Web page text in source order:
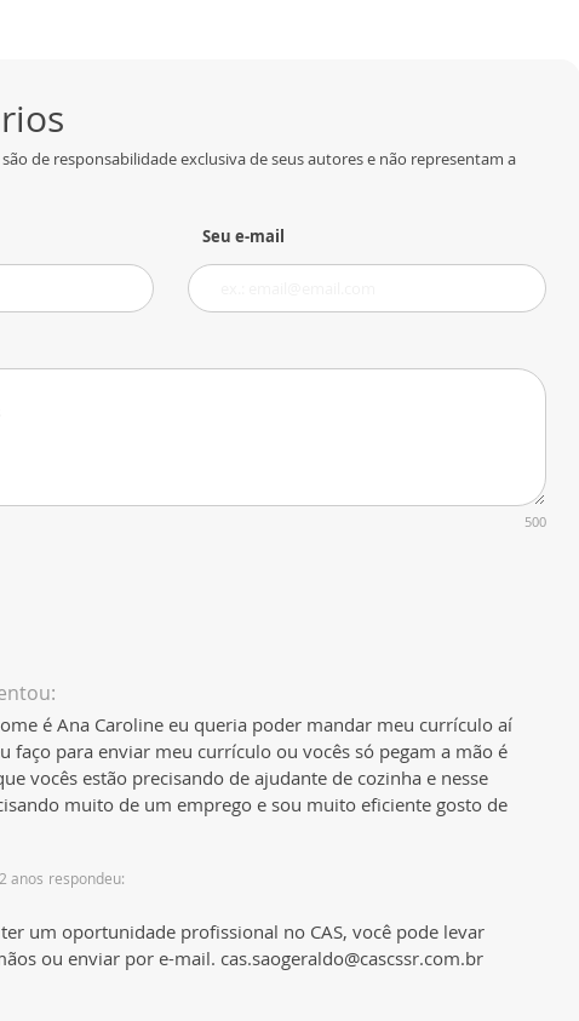
de responsabilidade exclusiva de seus autores e não representam a
Seu e-mail
500
é Ana Caroline eu queria poder mandar meu currículo aí
faço para enviar meu currículo ou vocês só pegam a mão é
vocês estão precisando de ajudante de cozinha e nesse
muito de um emprego e sou muito eficiente gosto de
anos respondeu:
um oportunidade profissional no CAS, você pode levar
ou enviar por e-mail. cas.saogeraldo@cascssr.com.br